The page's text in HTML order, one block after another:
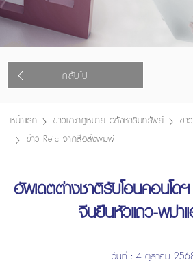
กลับไป
หน้าแรก ข่าวและกฎหมาย อสังหาริมทรัพย์
ข่า
ข่าว Reic จากสื่อสิ่งพิมพ์
อัพเดตต่างชาติรับโอนคอนโ
จีนยืนหัวแถว-พม่า
วันที่ : 4 ตุลาคม